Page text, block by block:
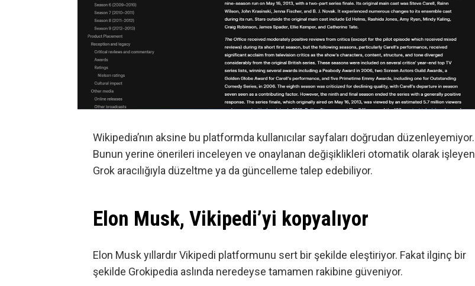
Wikipedia’nın aksine bu platformda kullanıcılar sayfaları doğrudan düzenleyemiyor.
Bunun yerine önerileri inceleyen ve onaylanan değişiklikleri otomatik olarak işleyen
Grok aracılığıyla düzeltme ya da güncelleme talep edebiliyor.
Elon Musk, Vikipedi’yi kopyalıyor
Elon Musk yıllardır Vikipedi platformunu sert bir şekilde eleştiriyor. Fakat ilginç bir
şekilde Grokipedia aslında neredeyse tamamen rakibine güveniyor.